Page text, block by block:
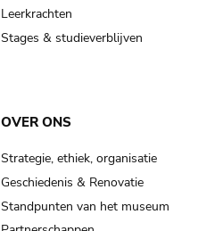
Leerkrachten
Stages & studieverblijven
OVER ONS
Strategie, ethiek, organisatie
Geschiedenis & Renovatie
Standpunten van het museum